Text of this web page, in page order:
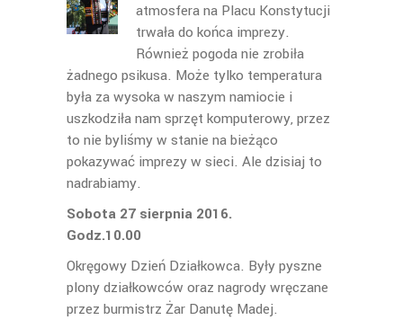
atmosfera na Placu Konstytucji
trwała do końca imprezy.
Również pogoda nie zrobiła
żadnego psikusa. Może tylko temperatura
była za wysoka w naszym namiocie i
uszkodziła nam sprzęt komputerowy, przez
to nie byliśmy w stanie na bieżąco
pokazywać imprezy w sieci. Ale dzisiaj to
nadrabiamy.
Sobota 27 sierpnia 2016.
Godz.10.00
Okręgowy Dzień Działkowca. Były pyszne
plony działkowców oraz nagrody wręczane
przez burmistrz Żar Danutę Madej.